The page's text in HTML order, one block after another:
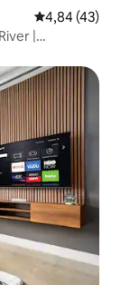
4,84 (43)
|